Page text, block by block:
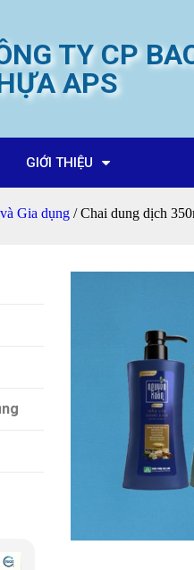
TY CP
APS
GIỚI THIỆU
Gia dụng / Chai dung dịch